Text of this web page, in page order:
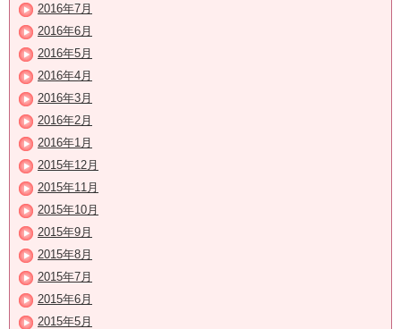
2016年7月
2016年6月
2016年5月
2016年4月
2016年3月
2016年2月
2016年1月
2015年12月
2015年11月
2015年10月
2015年9月
2015年8月
2015年7月
2015年6月
2015年5月